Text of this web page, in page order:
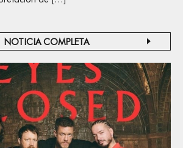
NOTICIA COMPLETA